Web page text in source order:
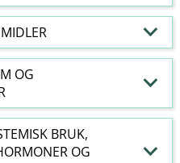
OG
BRUK,
OG